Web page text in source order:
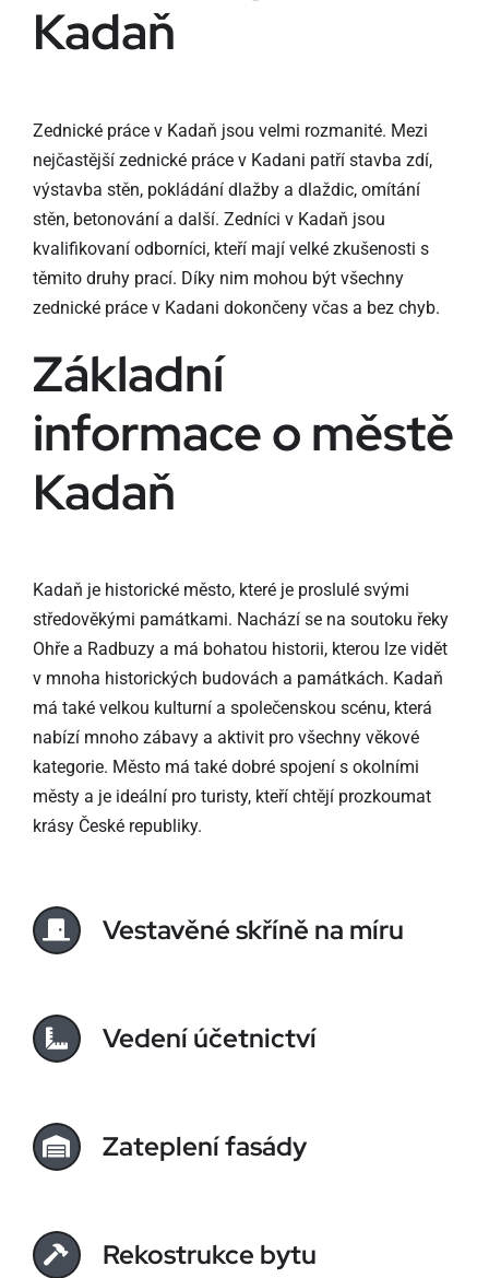
Kadaň
Zednické práce v Kadaň jsou velmi rozmanité. Mezi
nejčastější zednické práce v Kadani patří stavba zdí,
výstavba stěn, pokládání dlažby a dlaždic, omítání
stěn, betonování a další. Zedníci v Kadaň jsou
kvalifikovaní odborníci, kteří mají velké zkušenosti s
těmito druhy prací. Díky nim mohou být všechny
zednické práce v Kadani dokončeny včas a bez chyb.
Základní
informace o městě
Kadaň
Kadaň je historické město, které je proslulé svými
středověkými památkami. Nachází se na soutoku řeky
Ohře a Radbuzy a má bohatou historii, kterou lze vidět
v mnoha historických budovách a památkách. Kadaň
má také velkou kulturní a společenskou scénu, která
nabízí mnoho zábavy a aktivit pro všechny věkové
kategorie. Město má také dobré spojení s okolními
městy a je ideální pro turisty, kteří chtějí prozkoumat
krásy České republiky.
Vestavěné skříně na míru
Vedení účetnictví
Zateplení fasády
Rekostrukce bytu